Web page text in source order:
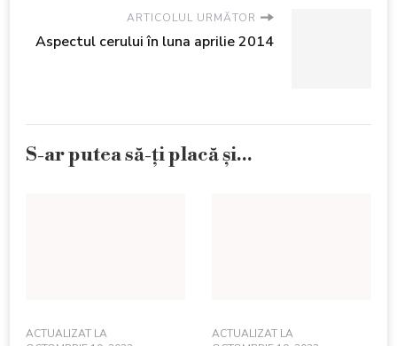
ARTICOLUL URMĂTOR
Aspectul cerului în luna aprilie 2014
S-ar putea să-ți placă și...
ACTUALIZAT LA
ACTUALIZAT LA